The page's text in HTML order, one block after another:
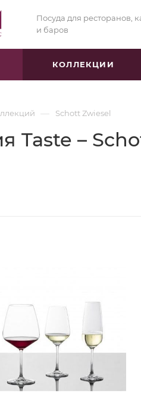
Посуда для ресторанов,
и баров
КОЛЛЕКЦИИ
— Schott Zwiesel
Taste –